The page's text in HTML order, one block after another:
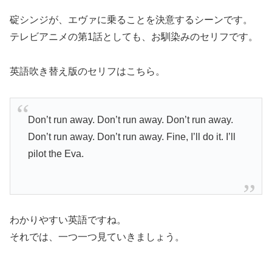
碇シンジが、エヴァに乗ることを決意するシーンです。
テレビアニメの第1話としても、お馴染みのセリフです。
英語吹き替え版のセリフはこちら。
Don’t run away. Don’t run away. Don’t run away.
Don’t run away. Don’t run away. Fine, I’ll do it. I’ll
pilot the Eva.
わかりやすい英語ですね。
それでは、一つ一つ見ていきましょう。